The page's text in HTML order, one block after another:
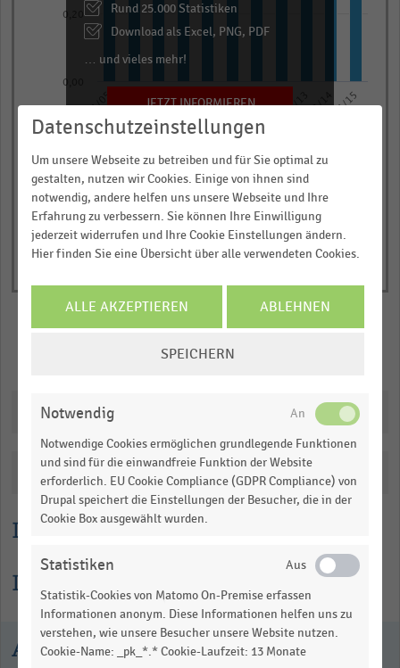
Lesehilfe
Informationen zur Statistik
categories.
axis
displaying
Anzahl
der
Stores.
1.0986464127423823.
table.
2004/052005/062006/072007/082008/092009/102010/112011/122012/132013/142014/15
0,00
0,20
interactive
Rund 25.000 Statistiken
Download als Excel, PNG, PDF
… und vieles mehr!
JETZT INFORMIEREN
Katalogisierung
Ausgewählte Statistiken
Datenschutzeinstellungen
Um unsere Webseite zu betreiben und für Sie optimal zu
gestalten, nutzen wir Cookies. Einige von ihnen sind
notwendig, andere helfen uns unsere Webseite und Ihre
Erfahrung zu verbessern. Sie können Ihre Einwilligung
jederzeit widerrufen und Ihre Cookie Einstellungen ändern.
Hier finden Sie eine Übersicht über alle verwendeten Cookies.
ALLE AKZEPTIEREN ABLEHNEN
SPEICHERN
Notwendig
Notwendige Cookies ermöglichen grundlegende Funktionen
und sind für die einwandfreie Funktion der Website
erforderlich. EU Cookie Compliance (GDPR Compliance) von
Drupal speichert die Einstellungen der Besucher, die in der
Cookie Box ausgewählt wurden.
Statistiken
Statistik-Cookies von Matomo On-Premise erfassen
Informationen anonym. Diese Informationen helfen uns zu
verstehen, wie unsere Besucher unsere Website nutzen.
Cookie-Name: _pk_*.* Cookie-Laufzeit: 13 Monate